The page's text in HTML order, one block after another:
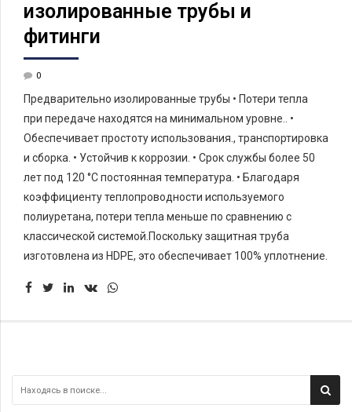
изолированные трубы и
фитинги
0
Предварительно изолированные трубы • Потери тепла
при передаче находятся на минимальном уровне.. •
Обеспечивает простоту использования., транспортировка
и сборка. • Устойчив к коррозии. • Срок службы более 50
лет под 120 °C постоянная температура. • Благодаря
коэффициенту теплопроводности используемого
полиуретана, потери тепла меньше по сравнению с
классической системой.Поскольку защитная труба
изготовлена ​​из HDPE, это обеспечивает 100% уплотнение.